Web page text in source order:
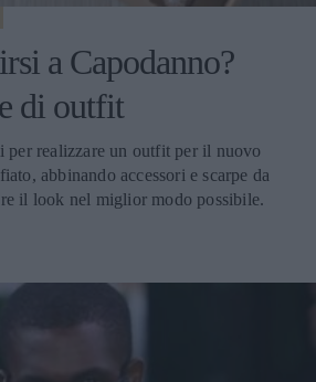
a Capodanno?
di outfit
per realizzare un outfit per il nuovo
abbinando accessori e scarpe da
il look nel miglior modo possibile.